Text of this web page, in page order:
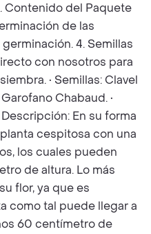
Contenido del Paquete
de las
4. Semillas
con nosotros para
• Semillas: Clavel
Chabaud. •
En su forma
cespitosa con una
los cuales pueden
de altura. Lo más
flor, ya que es
como tal puede llegar a
60 centímetro de